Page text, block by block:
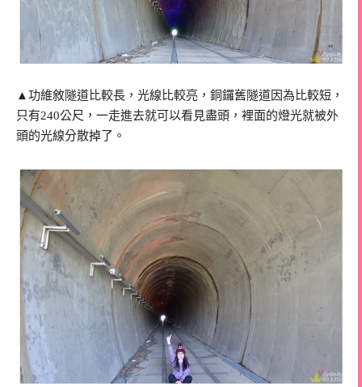
▲功維敘隧道比較長，光線比較亮，銅鑼舊隧道因為比較短，
只有240公尺，一走進去就可以看見盡頭，裡面的燈光就被外
頭的光線分散掉了。